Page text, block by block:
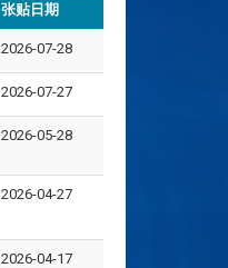
张贴日期
2026-07-28
2026-07-27
2026-05-28
2026-04-27
2026-04-17